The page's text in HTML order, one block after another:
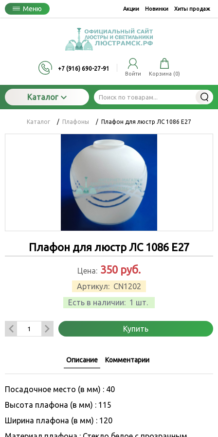
Меню Акции Новинки Хиты продаж
+7 (916) 690-27-91
Войти Корзина (0)
Каталог
Каталог / Плафоны / Плафон для люстр ЛС 1086 Е27
Плафон для люстр ЛС 1086 Е27
Артикул: CN1202
Есть в наличии: 1 шт.
Цена: 350 руб.
Купить
Описание Комментарии
Посадочное место (в мм) : 40
Высота плафона (в мм) : 115
Ширина плафона (в мм) : 120